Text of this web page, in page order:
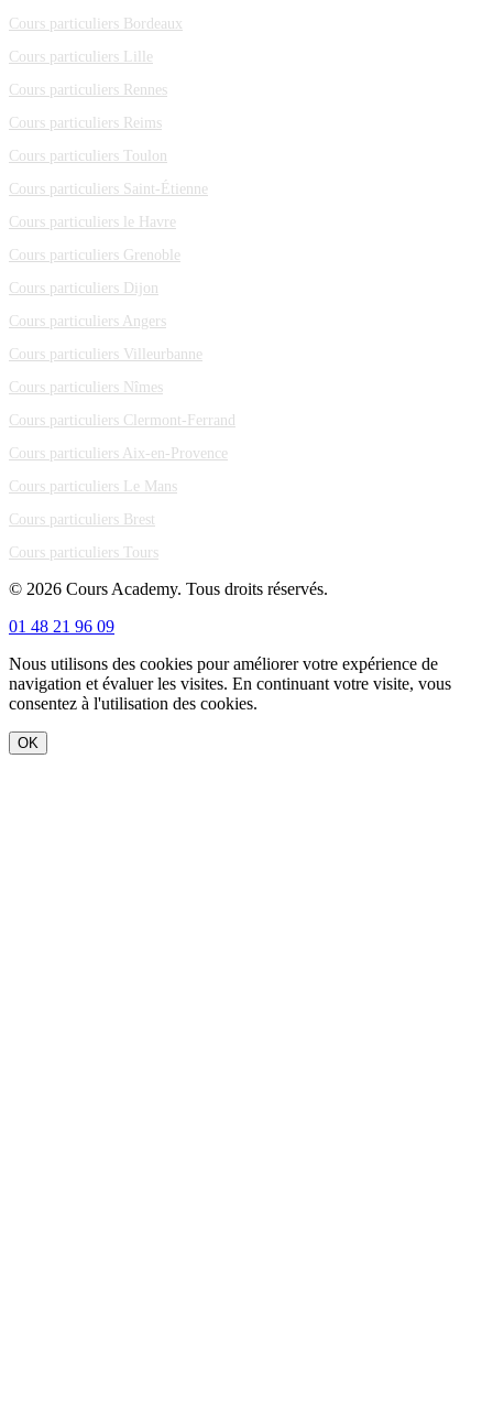
Cours particuliers Bordeaux
Cours particuliers Lille
Cours particuliers Rennes
Cours particuliers Reims
Cours particuliers Toulon
Cours particuliers Saint-Étienne
Cours particuliers le Havre
Cours particuliers Grenoble
Cours particuliers Dijon
Cours particuliers Angers
Cours particuliers Villeurbanne
Cours particuliers Nîmes
Cours particuliers Clermont-Ferrand
Cours particuliers Aix-en-Provence
Cours particuliers Le Mans
Cours particuliers Brest
Cours particuliers Tours
© 2026 Cours Academy. Tous droits réservés.
01 48 21 96 09
Nous utilisons des cookies pour améliorer votre expérience de
navigation et évaluer les visites. En continuant votre visite, vous
consentez à l'utilisation des cookies.
OK